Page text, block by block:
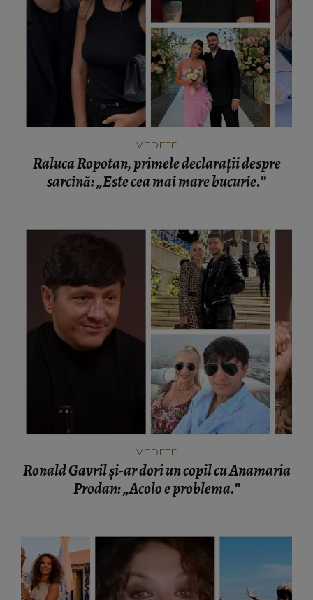
VEDETE
Raluca Ropotan, primele declarații despre
sarcină: „Este cea mai mare bucurie.”
VEDETE
Ronald Gavril și-ar dori un copil cu Anamaria
Prodan: „Acolo e problema.”